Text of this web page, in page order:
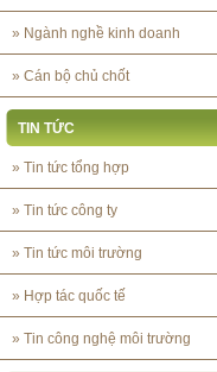
» Ngành nghề kinh doanh
» Cán bộ chủ chốt
TIN TỨC
» Tin tức tổng hợp
» Tin tức công ty
» Tin tức môi trường
» Hợp tác quốc tế
» Tin công nghệ môi trường